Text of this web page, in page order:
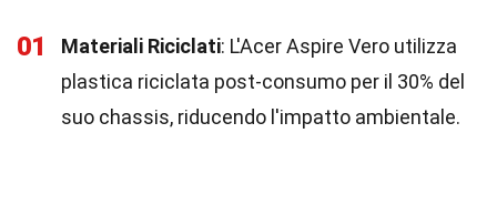
01 Materiali Riciclati: L'Acer Aspire Vero utilizza
plastica riciclata post-consumo per il 30% del
suo chassis, riducendo l'impatto ambientale.